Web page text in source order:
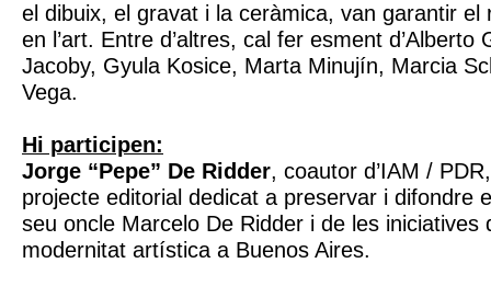
el dibuix, el gravat i la ceràmica, van garantir el
en l’art. Entre d’altres, cal fer esment d’Alberto
Jacoby, Gyula Kosice, Marta Minujín, Marcia
Vega.
Hi participen:
Jorge “Pepe” De Ridder, coautor d’IAM /
projecte editorial dedicat a preservar i difondre
seu oncle Marcelo De Ridder i de les iniciatives
modernitat artística a Buenos Aires.